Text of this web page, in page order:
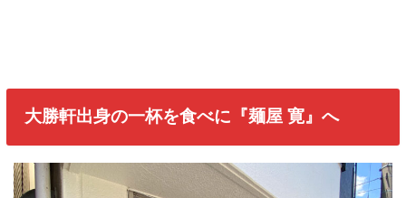
大勝軒出身の一杯を食べに『麺屋 寛』へ